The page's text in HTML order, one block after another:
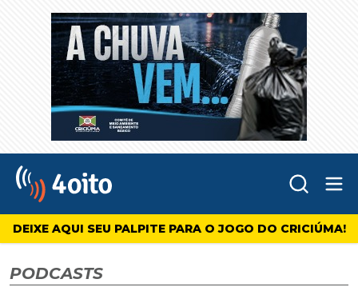
4oito
DEIXE AQUI SEU PALPITE PARA O JOGO DO CRICIÚMA!
PODCASTS